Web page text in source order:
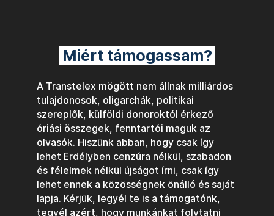
Miért támogassam?
A Transtelex mögött nem állnak milliárdos
tulajdonosok, oligarchák, politikai
szereplők, külföldi donoroktól érkező
óriási összegek, fenntartói maguk az
olvasók. Hiszünk abban, hogy csak így
lehet Erdélyben cenzúra nélkül, szabadon
és félelmek nélkül újságot írni, csak így
lehet ennek a közösségnek önálló és saját
lapja. Kérjük, legyél te is a támogatónk,
tegyél azért, hogy munkánkat folytatni